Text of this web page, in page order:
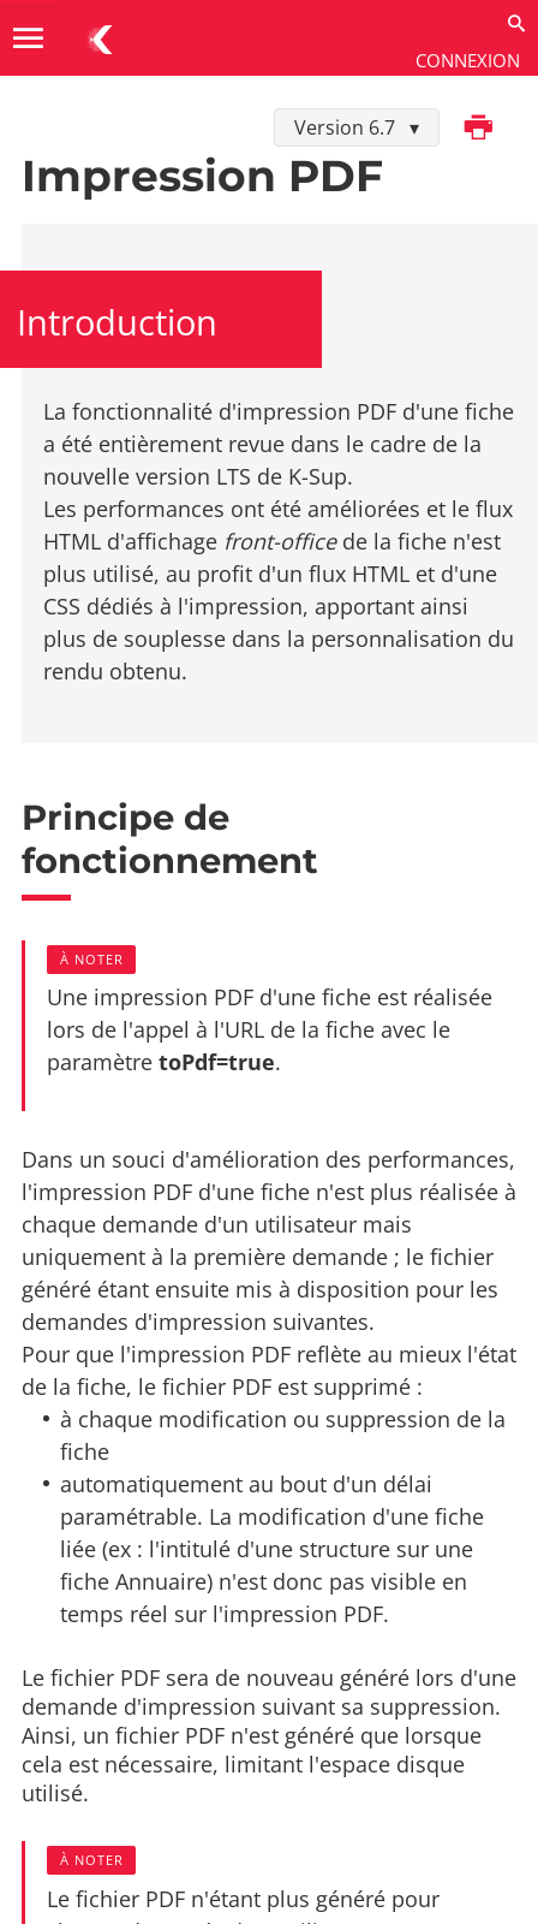
CONNEXION
menu
Version 6.7Imprimer
Personnalisation
Front-
office
Impression PDF
Impression PDF
Introduction
La fonctionnalité d'impression PDF d'une fiche
a été entièrement revue dans le cadre de la
nouvelle version LTS de K-Sup.
Les performances ont été améliorées et le flux
HTML d'affichage front-officede la fiche n'est
plus utilisé, au profit d'un flux HTML et d'une
CSS dédiés à l'impression, apportant ainsi
plus de souplesse dans la personnalisation du
rendu obtenu.
Principe de
fonctionnement
À NOTER
Une impression PDF d'une fiche est réalisée
lors de l'appel à l'URL de la fiche avec le
paramètre toPdf=true.
Dans un souci d'amélioration des performances,
l'impression PDF d'une fiche n'est plus réalisée à
chaque demande d'un utilisateur mais
uniquement à la première demande ; le fichier
généré étant ensuite mis à disposition pour les
demandes d'impression suivantes.
Pour que l'impression PDF reflète au mieux l'état
de la fiche, le fichier PDF est supprimé :
à chaque modification ou suppression de la
fiche
automatiquement au bout d'un délai
paramétrable. La modification d'une fiche
liée (ex : l'intitulé d'une structure sur une
fiche Annuaire) n'est donc pas visible en
temps réel sur l'impression PDF.
Le fichier PDF sera de nouveau généré lors d'une
demande d'impression suivant sa suppression.
Ainsi, un fichier PDF n'est généré que lorsque
cela est nécessaire, limitant l'espace disque
utilisé.
À NOTER
Le fichier PDF n'étant plus généré pour